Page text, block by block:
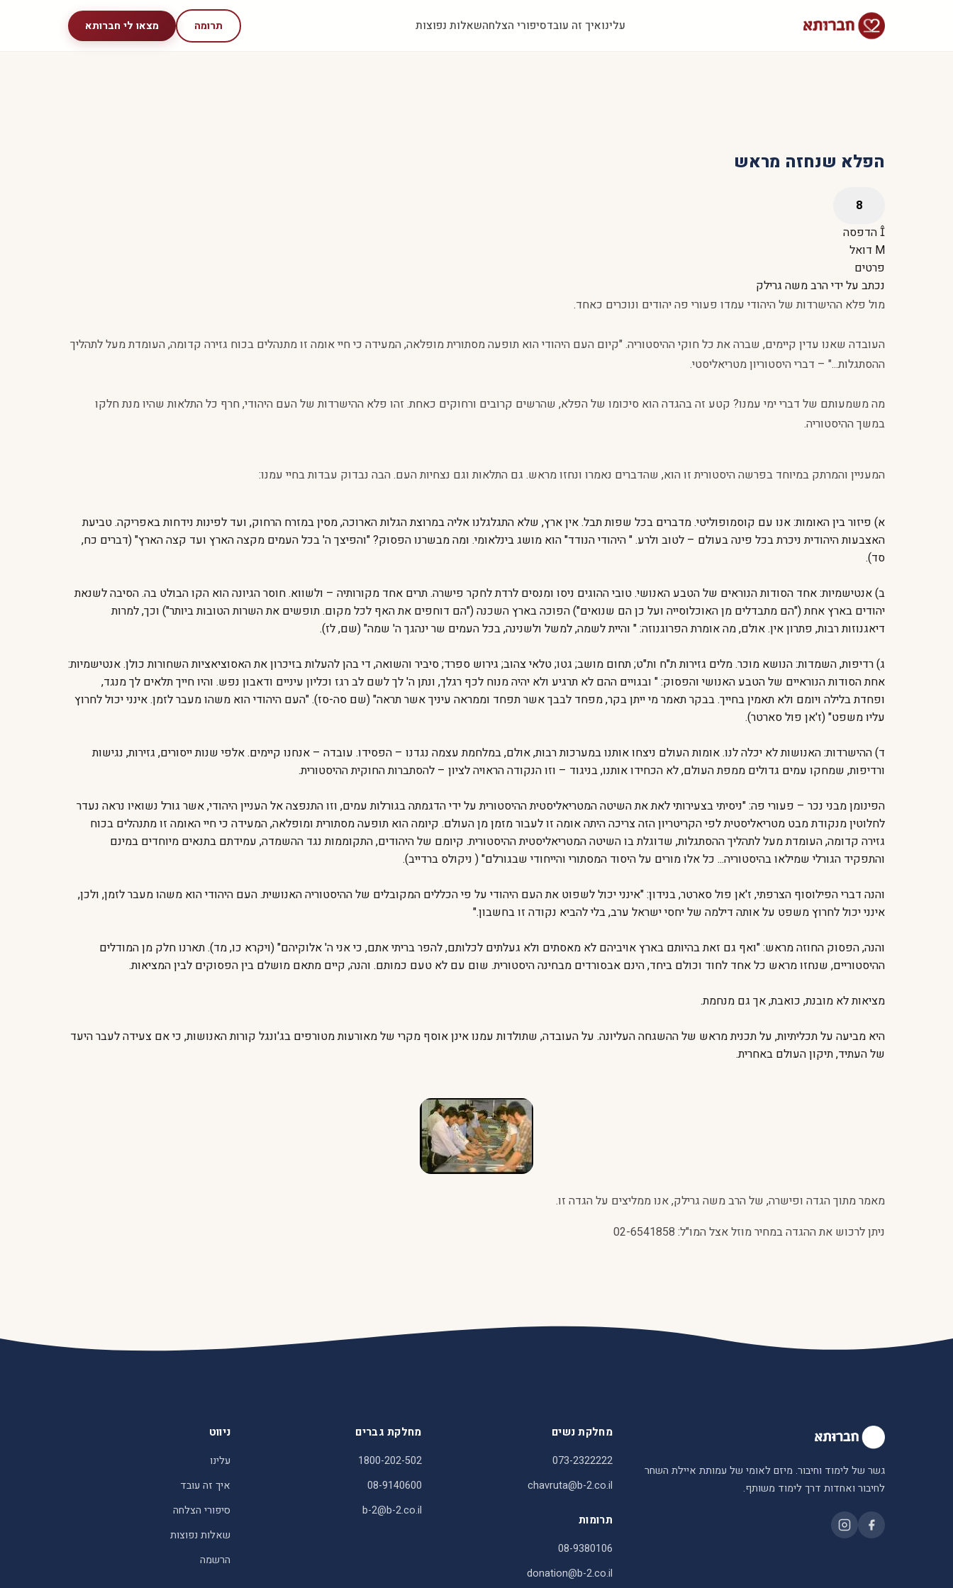
עלינואיך זה עובדסיפורי הצלחהשאלות נפוצות תרומה מצאו לי חברותא
הפלא שנחזה מראש
הדפסה
דואל
פרטים
נכתב על ידיהרב משה גרילק
מול פלא ההישרדות של היהודי עמדו פעורי פה יהודים ונוכרים כאחד.
העובדה שאנו עדין קיימים, שברה את כל חוקי ההיסטוריה. "קיום העם היהודי הוא תופעה מסתורית מופלאה, המעידה כי חיי אומה זו מתנהלים בכוח גזירה קדומה, העומדת מעל לתהליך
ההסתגלות..." – דברי היסטוריון מטריאליסטי.
מה משמעותם של דברי ימי עמנו? קטע זה בהגדה הוא סיכומו של הפלא, שהרשים קרובים ורחוקים כאחת. זהו פלא ההישרדות של העם היהודי, חרף כל התלאות שהיו מנת חלקו
במשך ההיסטוריה.
המעניין והמרתק במיוחד בפרשה היסטורית זו הוא, שהדברים נאמרו ונחזו מראש. גם התלאות וגם נצחיות העם. הבה נבדוק עבדות בחיי עמנו:
א) פיזור בין האומות: אנו עם קוסמופוליטי. מדברים בכל שפות תבל. אין ארץ, שלא התגלגלנו אליה במרוצת הגלות הארוכה, מסין במזרח הרחוק, ועד לפינות נידחות באפריקה. טביעת
האצבעות היהודית ניכרת בכל פינה בעולם – לטוב ולרע. " היהודי הנודד" הוא מושג בינלאומי. ומה מבשרנו הפסוק? "והפיצך ה' בכל העמים מקצה הארץ ועד קצה הארץ" (דברים כח,
סד).
ב) אנטישמיות: אחד הסודות הנוראים של הטבע האנושי. טובי ההוגים ניסו ומנסים לרדת לחקר פישרה. תרים אחד מקורותיה – ולשווא. חוסר הגיונה הוא הקו הבולט בה. הסיבה לשנאת
יהודים בארץ אחת ("הם מתבדלים מן האוכלוסייה ועל כן הם שנואים") הפוכה בארץ השכנה ("הם דוחפים את האף לכל מקום. תופשים את השרות הטובות ביותר") וכך, למרות
דיאגנוזות רבות, פתרון אין. אולם, מה אומרת הפרוגנוזה: " והיית לשמה, למשל ולשנינה, בכל העמים שר ינהגך ה' שמה" (שם, לז).
ג) רדיפות, השמדות: הנושא מוכר. מלים גזירות ת"ח ות"ט; תחום מושב; גטו; טלאי צהוב; גירוש ספרד; סיביר והשואה, די בהן להעלות בזיכרון את האסוציאציות השחורות כולן. אנטישמיות:
אחת הסודות הנוראיים של הטבע האנושי והפסוק: " ובגויים ההם לא תרגיע ולא יהיה מנוח לכף רגלך, ונתן ה' לך לשם לב רגז וכליון עיניים ודאבון נפש. והיו חייך תלאים לך מנגד,
ופחדת בלילה ויומם ולא תאמין בחייך. בבקר תאמר מי ייתן בקר, מפחד לבבך אשר תפחד וממראה עיניך אשר תראה" (שם סה-סז). "העם היהודי הוא משהו מעבר לזמן. אינני יכול לחרוץ
עליו משפט" (ז'אן פול סארטר).
ד) ההישרדות: האנושות לא יכלה לנו. אומות העולם ניצחו אותנו במערכות רבות, אולם, במלחמת עצמה נגדנו – הפסידו. עובדה – אנחנו קיימים. אלפי שנות ייסורים, גזירות, נגישות
ורדיפות, שמחקו עמים גדולים ממפת העולם, לא הכחידו אותנו, בניגוד – וזו הנקודה הראויה לציון – להסתברות החוקית ההיסטורית.
הפינומן מבני נכר – פעורי פה: "ניסיתי בצעירותי לאת את השיטה המטריאליסטית ההיסטורית על ידי הדגמתה בגורלות עמים, וזו התנפצה אל העניין היהודי, אשר גורל נשואיו נראה נעדר
לחלוטין מנקודת מבט מטריאליסטית לפי הקריטריון הזה צריכה היתה אומה זו לעבור מזמן מן העולם. קיומה הוא תופעה מסתורית ומופלאה, המעידה כי חיי האומה זו מתנהלים בכוח
גזירה קדומה, העומדת מעל לתהליך ההסתגלות, שדוגלת בו השיטה המטריאליסטית ההיסטורית. קיומם של היהודים, התקוממות נגד ההשמדה, עמידתם בתנאים מיוחדים במינם
והתפקיד הגורלי שמילאו בהיסטוריה... כל אלו מורים על היסוד המסתורי והייחודי שבגורלם" ( ניקולס ברדייב).
והנה דברי הפילוסוף הצרפתי, ז'אן פול סארטר, בנידון: "אינני יכול לשפוט את העם היהודי על פי הכללים המקובלים של ההיסטוריה האנושית. העם היהודי הוא משהו מעבר לזמן, ולכן,
אינני יכול לחרוץ משפט על אותה דילמה של יחסי ישראל ערב, בלי להביא נקודה זו בחשבון."
והנה, הפסוק החוזה מראש: "ואף גם זאת בהיותם בארץ אויביהם לא מאסתים ולא געלתים לכלותם, להפר בריתי אתם, כי אני ה' אלוקיהם" (ויקרא כו, מד). תארנו חלק מן המודלים
ההיסטוריים, שנחזו מראש כל אחד לחוד וכולם ביחד, הינם אבסורדים מבחינה היסטורית. שום עם לא טעם כמותם. והנה, קיים מתאם מושלם בין הפסוקים לבין המציאות.
מציאות לא מובנת, כואבת, אך גם מנחמת.
היא מביעה על תכליתיות, על תכנית מראש של ההשגחה העליונה. על העובדה, שתולדות עמנו אינן אוסף מקרי של מאורעות מטורפים בג'ונגל קורות האנושות, כי אם צעידה לעבר היעד
של העתיד, תיקון העולם באחרית.
מאמר מתוך הגדה ופישרה, של הרב משה גרילק, אנו ממליצים על הגדה זו.
ניתן לרכוש את ההגדה במחיר מוזל אצל המו"ל: 02-6541858
גשר של לימוד וחיבור. מיזם לאומי של עמותת איילת השחר
לחיבור ואחדות דרך לימוד משותף.
מחלקת נשים
073-2322222
chavruta@b-2.co.il
תרומות
08-9380106
donation@b-2.co.il
מחלקת גברים
1800-202-502
08-9140600
b-2@b-2.co.il
ניווט
עלינו
איך זה עובד
סיפורי הצלחה
שאלות נפוצות
הרשמה